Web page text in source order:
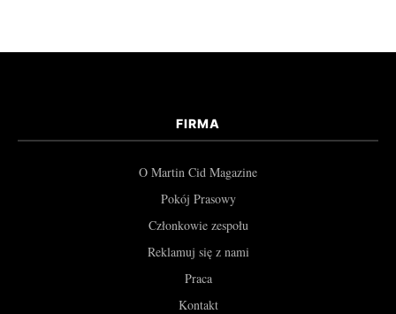
FIRMA
O Martin Cid Magazine
Pokój Prasowy
Członkowie zespołu
Reklamuj się z nami
Praca
Kontakt